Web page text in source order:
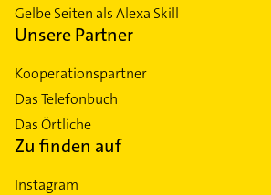
Gelbe Seiten als Alexa Skill
Unsere Partner
Kooperationspartner
Das Telefonbuch
Das Örtliche
Zu finden auf
Instagram